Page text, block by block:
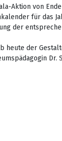
Aktion von
für das
der
heute der
Dr.